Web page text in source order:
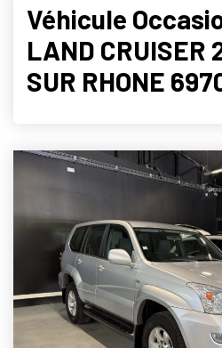
Véhicule
LAND CRUISER
SUR RHONE